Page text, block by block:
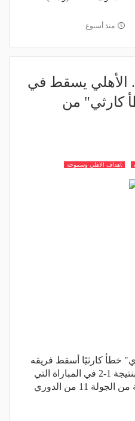
منذ أسبوع
الأهلي يسقط في
كارثي" من
اهداف الاهلي وسموحة
خطأ كارثيًا أسقط فريقه
"الأهلي" أمام ضيفه "سموحة بنتيجة 1-2 في المباراة التي
جرت بينهما، الأربعاء، والمؤجلة من الجولة 11 من الدوري